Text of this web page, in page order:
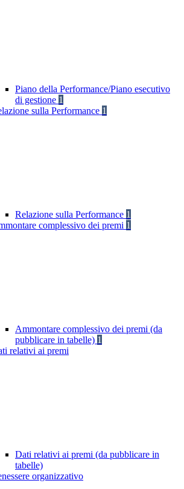
Piano della Performance/Piano esecutivo
di gestione 1
sulla Performance 1
Relazione sulla Performance 1
complessivo dei premi 1
Ammontare complessivo dei premi (da
pubblicare in tabelle) 1
relativi ai premi
Dati relativi ai premi (da pubblicare in
tabelle)
organizzativo